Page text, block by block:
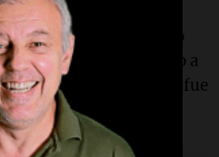
Se nos perdió
Tenemos algo a
Y por eso siempre fue
esperanza.